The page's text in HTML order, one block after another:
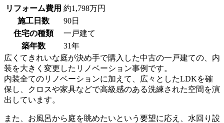
リフォーム費用 約1,798万円
施工日数
90日
住宅の種類
一戸建て
築年数
31年
広くてきれいな庭が決め手で購入した中古の一戸建ての、内
装を大きく変更したリノベーション事例です。
内装全てのリノベーションに加えて、広々としたLDKを確
保し、クロスや家具などで高級感のある洗練された空間を演
出しています。
また、お風呂から庭を眺めたいという要望に応え、水回り設